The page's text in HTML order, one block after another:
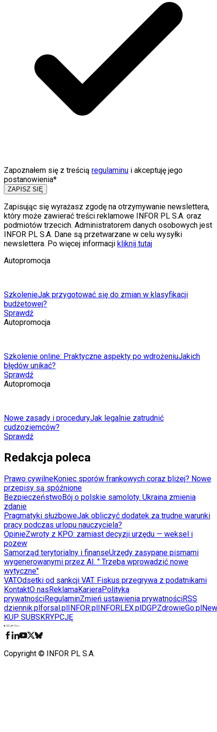
Zapoznałem się z treścią regulaminu i akceptuję jego
postanowienia*
ZAPISZ SIĘ
Zapisując się wyrażasz zgodę na otrzymywanie newslettera,
który może zawierać treści reklamowe INFOR PL S.A. oraz
podmiotów trzecich. Administratorem danych osobowych jest
INFOR PL S.A. Dane są przetwarzane w celu wysyłki
newslettera. Po więcej informacji kliknij tutaj
Autopromocja
SzkolenieJak przygotować się do zmian w klasyfikacji
budżetowej?
Sprawdź
Autopromocja
Szkolenie online: Praktyczne aspekty po wdrożeniuJakich
błędów unikać?
Sprawdź
Autopromocja
Nowe zasady i proceduryJak legalnie zatrudnić
cudzoziemców?
Sprawdź
Redakcja poleca
Prawo cywilneKoniec sporów frankowych coraz bliżej? Nowe
przepisy są spóźnione
BezpieczeństwoBój o polskie samoloty. Ukraina zmienia
zdanie
Pragmatyki służboweJak obliczyć dodatek za trudne warunki
pracy podczas urlopu nauczyciela?
OpinieZwroty z KPO: zamiast decyzji urzędu — weksel i
pozew
Samorząd terytorialny i finanseUrzędy zasypane pismami
wygenerowanymi przez AI. " Trzeba wprowadzić nowe
wytyczne"
VATOdsetki od sankcji VAT. Fiskus przegrywa z podatnikami
KontaktO nasReklamaKarieraPolityka
prywatnościRegulaminZmień ustawienia prywatnościRSS
dziennik.plforsal.plINFOR.plINFORLEX.plDGPZdrowieGo.pl
KUP SUBSKRYPCJĘ
Copyright © INFOR PL S.A.